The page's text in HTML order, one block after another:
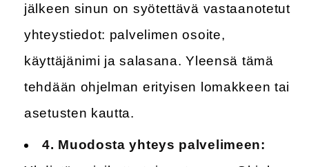
jälkeen sinun on syötettävä vastaanotetut
yhteystiedot: palvelimen osoite,
käyttäjänimi ja salasana. Yleensä tämä
tehdään ohjelman erityisen lomakkeen tai
asetusten kautta.
4. Muodosta yhteys palvelimeen: